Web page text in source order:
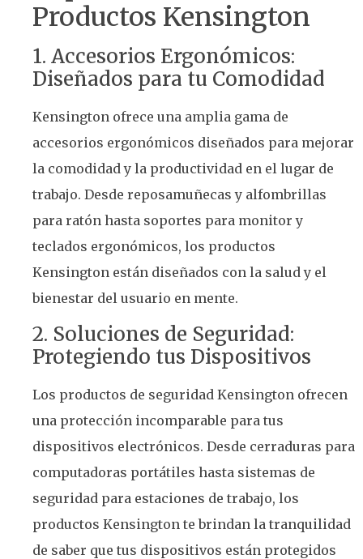
Productos Kensington
1. Accesorios Ergonómicos:
Diseñados para tu Comodidad
Kensington ofrece una amplia gama de
accesorios ergonómicos diseñados para mejorar
la comodidad y la productividad en el lugar de
trabajo. Desde reposamuñecas y alfombrillas
para ratón hasta soportes para monitor y
teclados ergonómicos, los productos
Kensington están diseñados con la salud y el
bienestar del usuario en mente.
2. Soluciones de Seguridad:
Protegiendo tus Dispositivos
Los productos de seguridad Kensington ofrecen
una protección incomparable para tus
dispositivos electrónicos. Desde cerraduras para
computadoras portátiles hasta sistemas de
seguridad para estaciones de trabajo, los
productos Kensington te brindan la tranquilidad
de saber que tus dispositivos están protegidos